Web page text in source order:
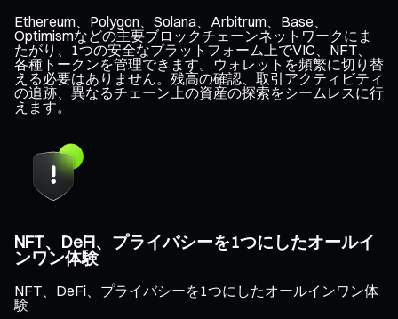
Ethereum、Polygon、Solana、Arbitrum、Base、
Optimismなどの主要ブロックチェーンネットワークにま
たがり、1つの安全なプラットフォーム上でVIC、NFT、
各種トークンを管理できます。ウォレットを頻繁に切り替
える必要はありません。残高の確認、取引アクティビティ
の追跡、異なるチェーン上の資産の探索をシームレスに行
えます。
NFT、DeFi、プライバシーを1つにしたオールイ
ンワン体験
NFT、DeFi、プライバシーを1つにしたオールインワン体
験